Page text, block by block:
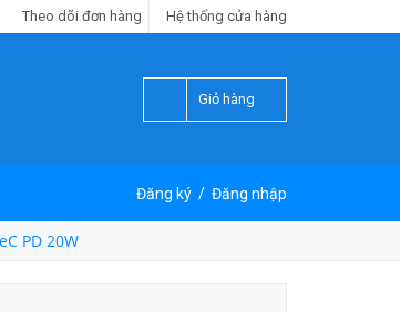
Hệ thống cửa hàng
Theo dõi đơn hàng
Giỏ hàng
Đăng ký / Đăng nhập
PD 20W